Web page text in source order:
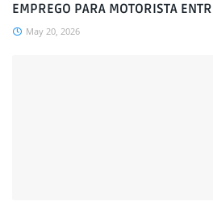
EMPREGO PARA MOTORISTA
May 20, 2026